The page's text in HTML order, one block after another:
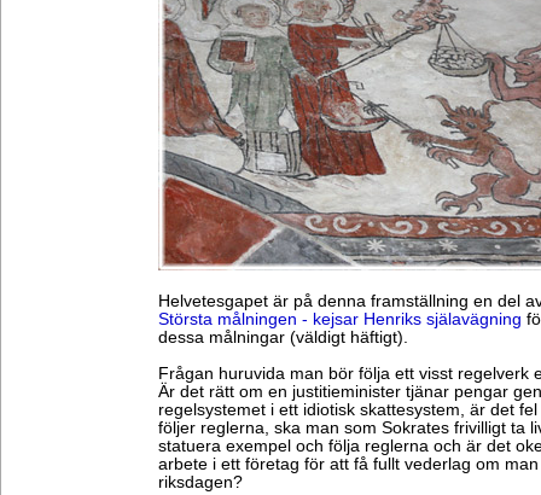
Helvetesgapet är på denna framställning en del
Största målningen - kejsar Henriks själavägning
dessa målningar (väldigt häftigt).
Frågan huruvida man bör följa ett visst regelverk
Är det rätt om en justitieminister tjänar pengar
regelsystemet i ett idiotisk skattesystem, är det
följer reglerna, ska man som Sokrates frivilligt ta
statuera exempel och följa reglerna och är det
arbete i ett företag för att få fullt vederlag om
riksdagen?